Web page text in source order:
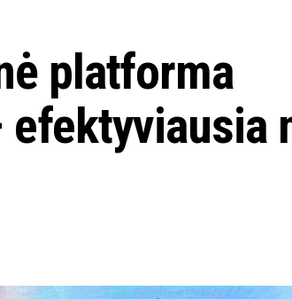
platforma
efektyviausia